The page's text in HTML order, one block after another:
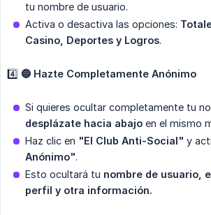
tu nombre de usuario.
Activa o desactiva las opciones:
Casino, Deportes y Logros.
4️⃣ 🔵 Hazte Completamente Anónimo
Si quieres ocultar completamente tu
desplázate hacia abajo en el mismo
Haz clic en "El Club Anti-Social" y
Anónimo".
Esto ocultará tu nombre de usuario,
perfil y otra información.